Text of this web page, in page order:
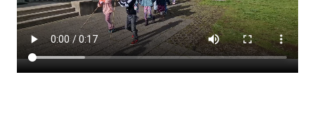
Frístund
Upplýsingar um innritun